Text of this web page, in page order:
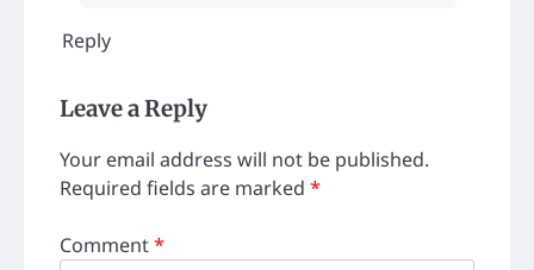
Reply
Leave a Reply
Your email address will not be published.
Required fields are marked *
Comment*